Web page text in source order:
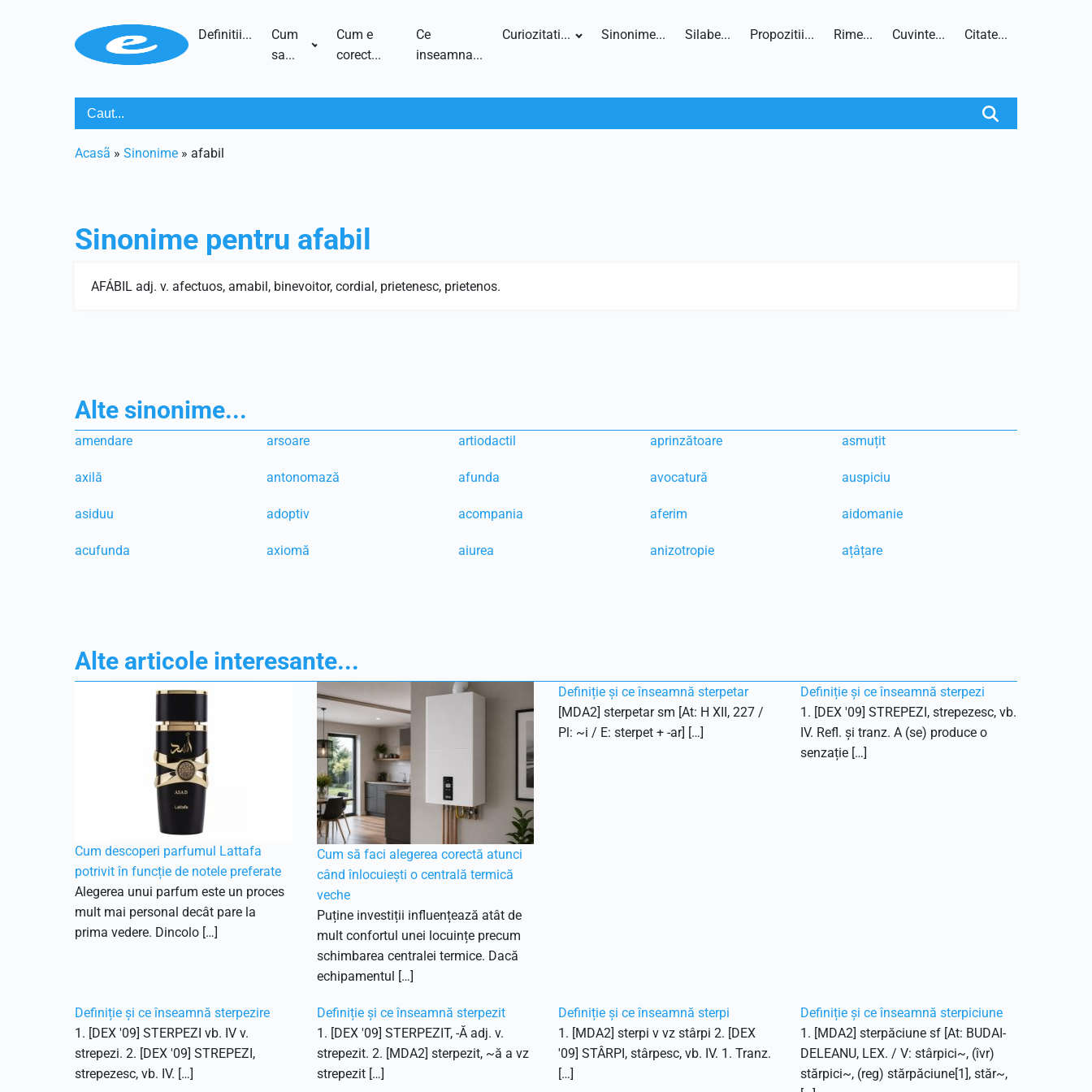
Definitii...
Cum
sa...
Cum e
corect...
Ce
inseamna...
Curiozitati... Sinonime... Silabe... Propozitii... Rime... Cuvinte... Citate...
Acasã » Sinonime » afabil
Sinonime pentru afabil
AFÁBIL adj. v. afectuos, amabil, binevoitor, cordial, prietenesc, prietenos.
Alte sinonime...
amendare arsoare artiodactil aprinzătoare asmuțit
axilă antonomază afunda avocatură auspiciu
asiduu adoptiv acompania aferim aidomanie
acufunda axiomă aiurea anizotropie ațâțare
Alte articole interesante...
Cum descoperi parfumul Lattafa
potrivit în funcție de notele preferate
Alegerea unui parfum este un proces
mult mai personal decât pare la
prima vedere. Dincolo […]
Cum să faci alegerea corectă atunci
când înlocuiești o centrală termică
veche
Puține investiții influențează atât de
mult confortul unei locuințe precum
schimbarea centralei termice. Dacă
echipamentul […]
Definiție și ce înseamnă sterpetar
[MDA2] sterpetar sm [At: H XII, 227 /
Pl: ~i / E: sterpet + -ar] […]
Definiție și ce înseamnă sterpezi
1. [DEX '09] STREPEZI, strepezesc, vb.
IV. Refl. și tranz. A (se) produce o
senzație […]
Definiție și ce înseamnă sterpezire
1. [DEX '09] STERPEZI vb. IV v.
strepezi. 2. [DEX '09] STREPEZI,
strepezesc, vb. IV. […]
Definiție și ce înseamnă sterpezit
1. [DEX '09] STERPEZIT, -Ă adj. v.
strepezit. 2. [MDA2] sterpezit, ~ă a vz
strepezit […]
Definiție și ce înseamnă sterpi
1. [MDA2] sterpi v vz stârpi 2. [DEX
'09] STÂRPI, stârpesc, vb. IV. 1. Tranz.
[…]
Definiție și ce înseamnă sterpiciune
1. [MDA2] sterpăciune sf [At: BUDAI-
DELEANU, LEX. / V: stârpici~, (îvr)
stărpici~, (reg) stărpăciune[1], stăr~,